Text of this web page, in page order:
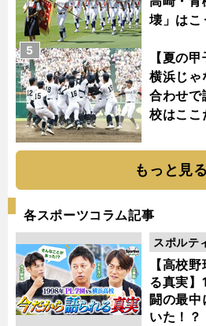
壊」はこ
【夏の
横浜じゃ
合わせで
校はここ
5
もっと見る
各スポーツコラム記事
【高校
る真実
闘の最
いた！？
スポルテ
動画